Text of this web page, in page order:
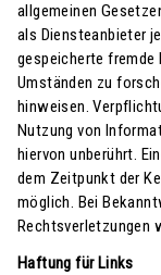
allgemeinen
als Diensteanbieter
gespeicherte fremde
Umständen zu
hinweisen.
Nutzung von
hiervon unberührt.
dem Zeitpunkt der
möglich. Bei
Rechtsverletzungen
Haftung für Links